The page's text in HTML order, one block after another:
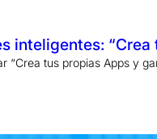
inteligentes:
“Crea tus propias Apps y